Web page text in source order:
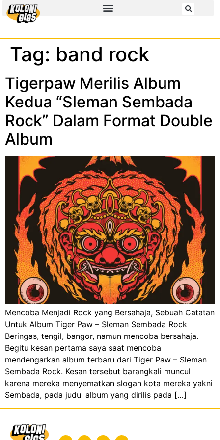
Tag: band rock
Tigerpaw Merilis Album
Kedua “Sleman Sembada
Rock” Dalam Format Double
Album
Mencoba Menjadi Rock yang Bersahaja, Sebuah Catatan
Untuk Album Tiger Paw – Sleman Sembada Rock
Beringas, tengil, bangor, namun mencoba bersahaja.
Begitu kesan pertama saya saat mencoba
mendengarkan album terbaru dari Tiger Paw – Sleman
Sembada Rock. Kesan tersebut barangkali muncul
karena mereka menyematkan slogan kota mereka yakni
Sembada, pada judul album yang dirilis pada […]